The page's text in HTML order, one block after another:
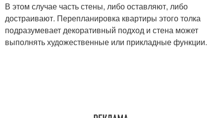
В этом случае часть стены, либо оставляют, либо
достраивают. Перепланировка квартиры этого толка
подразумевает декоративный подход и стена может
выполнять художественные или прикладные функции.